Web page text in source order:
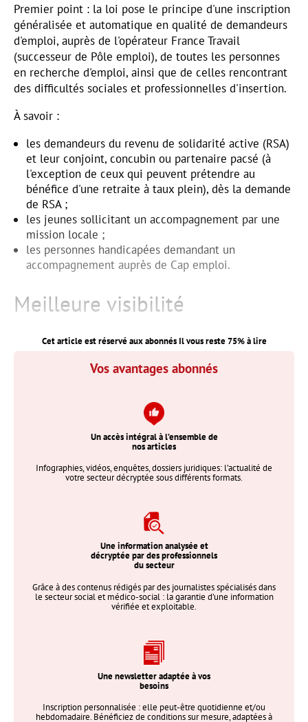
Premier point : la loi pose le principe d'une inscription
généralisée et automatique en qualité de demandeurs
d'emploi, auprès de l'opérateur France Travail
(successeur de Pôle emploi), de toutes les personnes
en recherche d'emploi, ainsi que de celles rencontrant
des difficultés sociales et professionnelles d'insertion.
À savoir :
les demandeurs du revenu de solidarité active (RSA)
et leur conjoint, concubin ou partenaire pacsé (à
l'exception de ceux qui peuvent prétendre au
bénéfice d'une retraite à taux plein), dès la demande
de RSA ;
les jeunes sollicitant un accompagnement par une
mission locale ;
les personnes handicapées demandant un
accompagnement auprès de Cap emploi.
Meilleure visibilité
Cet article est réservé aux abonnés Il vous reste75% à lire
Vos avantages abonnés
Un accès intégral à l’ensemble de
nos articles
Infographies, vidéos, enquêtes, dossiers juridiques: l’actualité de
votre secteur décryptée sous différents formats.
Une information analysée et
décryptée par des professionnels
du secteur
Grâce à des contenus rédigés par des journalistes spécialisés dans
le secteur social et médico-social : la garantie d’une information
vérifiée et exploitable.
Une newsletter adaptée à vos
besoins
Inscription personnalisée : elle peut-être quotidienne et/ou
hebdomadaire. Bénéficiez de conditions sur mesure, adaptées à